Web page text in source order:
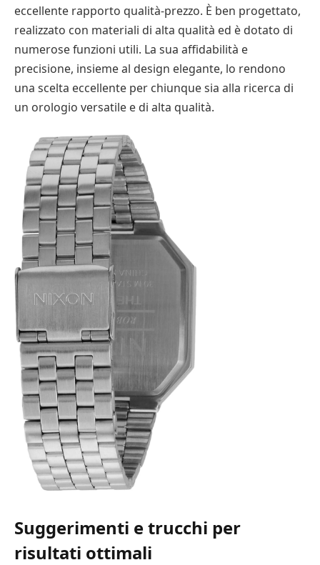
eccellente rapporto qualità-prezzo. È ben progettato,
realizzato con materiali di alta qualità ed è dotato di
numerose funzioni utili. La sua affidabilità e
precisione, insieme al design elegante, lo rendono
una scelta eccellente per chiunque sia alla ricerca di
un orologio versatile e di alta qualità.
Suggerimenti e trucchi per
risultati ottimali